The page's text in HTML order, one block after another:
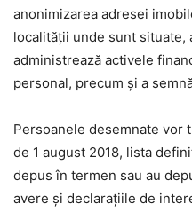
anonimizarea adresei
localităţii unde sunt
administrează activele
personal, precum şi a
Persoanele desemnate vor
de 1 august 2018, lista
depus în termen sau au
avere şi declaraţiile de